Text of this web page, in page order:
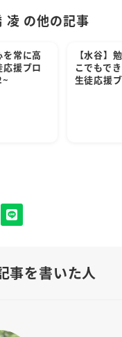
凌 の他の記事
を常に高
援ブロ
【水谷】
こでもで
生徒応援
事を書いた人